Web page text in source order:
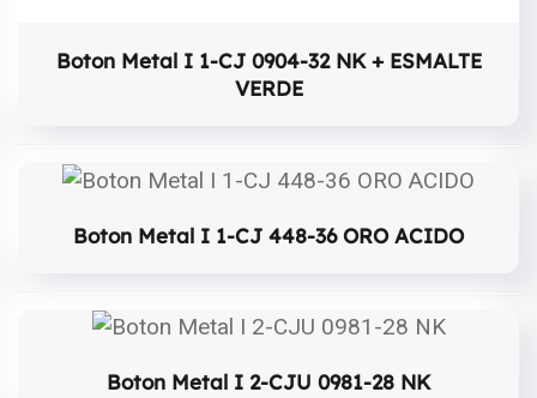
Boton Metal I 1-CJ 0904-32 NK + ESMALTE
VERDE
Boton Metal I 1-CJ 448-36 ORO ACIDO
Boton Metal I 2-CJU 0981-28 NK